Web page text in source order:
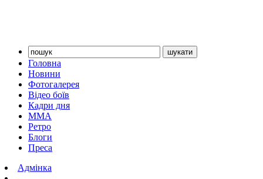
Головна
Новини
Фотогалерея
Відео боїв
Кадри дня
ММА
Ретро
Блоги
Преса
Адмінка